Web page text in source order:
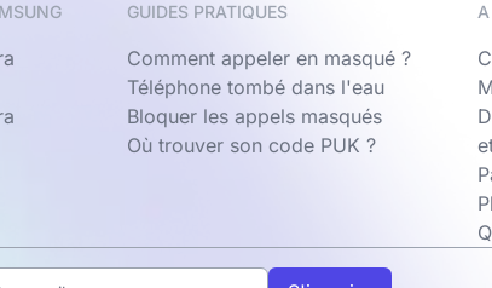
GUIDES PRATIQUES
Comment appeler en masqué ?
Téléphone tombé dans l'eau
Bloquer les appels masqués
Où trouver son code PUK ?